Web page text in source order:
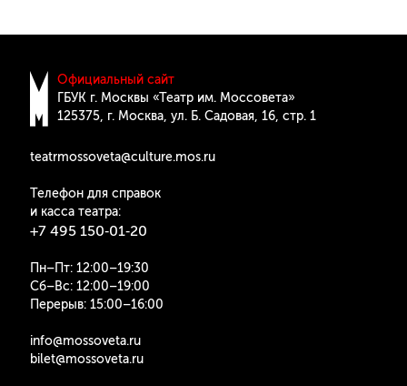
Официальный сайт
ГБУК г. Москвы «Театр им. Моссовета»
125375, г. Москва, ул. Б. Cадовая, 16, стр. 1
teatrmossoveta@culture.mos.ru
Телефон для справок
и касса театра:
+7 495 150‑01‑20
Пн–Пт: 12:00–19:30
Сб–Вс: 12:00–19:00
Перерыв: 15:00–16:00
info@mossoveta.ru
bilet@mossoveta.ru